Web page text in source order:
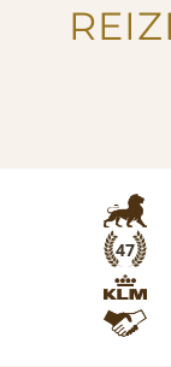
47